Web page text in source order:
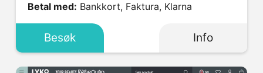
Betal med: Bankkort, Faktura, Klarna
Besøk Info